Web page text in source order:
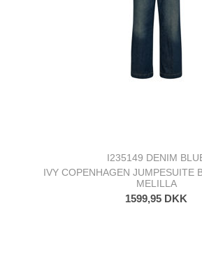
I235149 DENIM
IVY COPENHAGEN JUMPESUITE
MELILLA
1599,95 DKK